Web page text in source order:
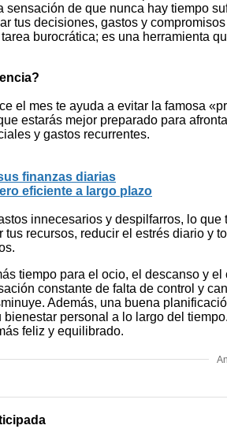
de que nunca hay tiempo
tus decisiones, gastos y
burocrática; es una herramienta
el mes te ayuda a evitar la famosa
estarás mejor preparado para
y gastos recurrentes.
finanzas diarias
eficiente a largo plazo
innecesarios y despilfarros, lo
recursos, reducir el estrés diario
tiempo para el ocio, el descanso y
constante de falta de control y
Además, una buena
personal a lo largo del
feliz y equilibrado.